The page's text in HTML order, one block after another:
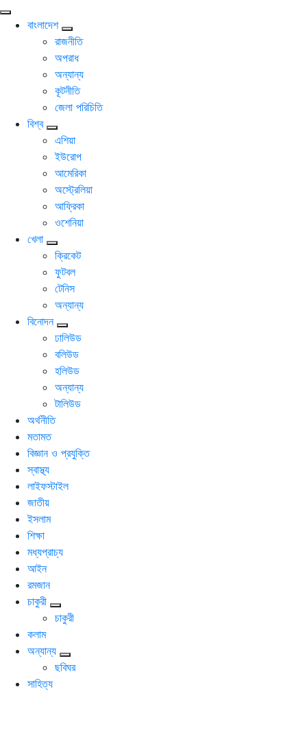
বাংলাদেশ
রাজনীতি
অপরাধ
অন্যান্য
কূটনীতি
জেলা পরিচিতি
বিশ্ব
এশিয়া
ইউরোপ
আমেরিকা
অস্ট্রেলিয়া
আফ্রিকা
ওশেনিয়া
খেলা
ক্রিকেট
ফুটবল
টেনিস
অন্যান্য
বিনোদন
ঢালিউড
বলিউড
হলিউড
অন্যান্য
টালিউড
অর্থনীতি
মতামত
বিজ্ঞান ও প্রযুক্তি
স্বাস্থ্য
লাইফস্টাইল
জাতীয়
ইসলাম
শিক্ষা
মধ্যপ্রাচ্য
আইন
রমজান
চাকুরী
চাকুরী
কলাম
অন্যান্য
ছবিঘর
সাহিত্য